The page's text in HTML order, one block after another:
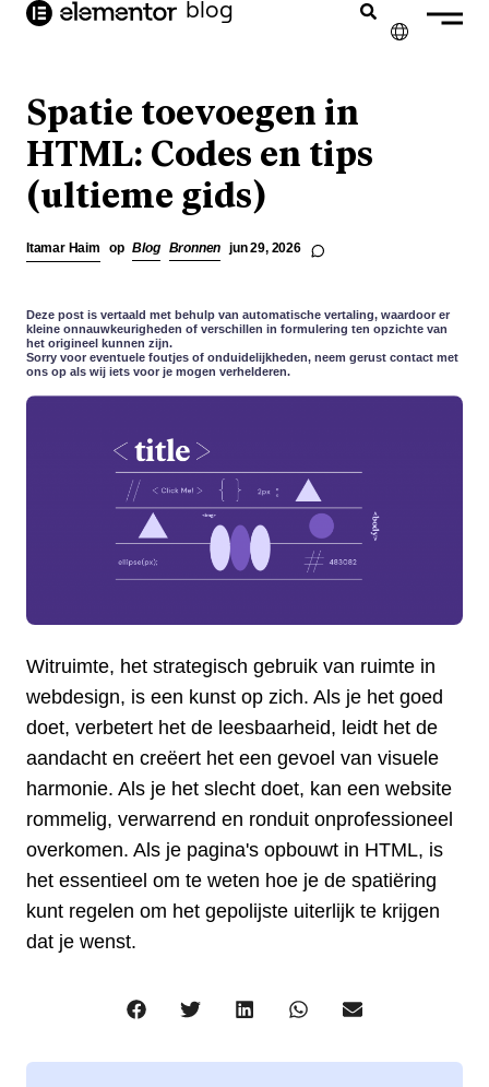
blog
ENGLISH
FRANÇAIS
ITALIANO
Spatie toevoegen in
HTML: Codes en tips
(ultieme gids)
Itamar Haim op Blog Bronnen jun 29, 2026
Deze post is vertaald met behulp van automatische vertaling, waardoor er
kleine onnauwkeurigheden of verschillen in formulering ten opzichte van
het origineel kunnen zijn.
Sorry voor eventuele foutjes of onduidelijkheden, neem gerust contact met
ons op als wij iets voor je mogen verhelderen.
Witruimte, het strategisch gebruik van ruimte in
webdesign, is een kunst op zich. Als je het goed
doet, verbetert het de leesbaarheid, leidt het de
aandacht en creëert het een gevoel van visuele
harmonie. Als je het slecht doet, kan een website
rommelig, verwarrend en ronduit onprofessioneel
overkomen. Als je pagina's opbouwt in HTML, is
het essentieel om te weten hoe je de spatiëring
kunt regelen om het gepolijste uiterlijk te krijgen
dat je wenst.